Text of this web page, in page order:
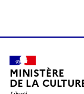
MINISTÈRE
DE LA